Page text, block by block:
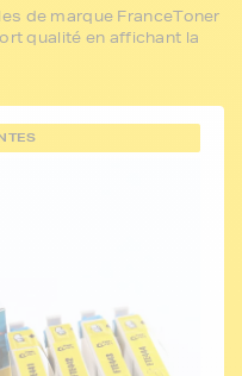
de marque FranceToner
qualité en affichant la